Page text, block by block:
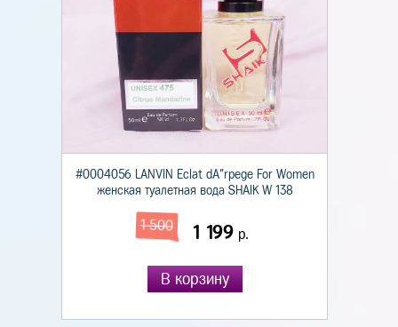
#0004056 LANVIN Eclat dA"rpege For Women
женская туалетная вода SHAIK W 138
1 500 1 199 р.
В корзину